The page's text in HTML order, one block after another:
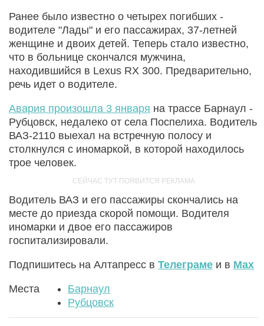
Ранее было известно о четырех погибших -
водителе "Лады" и его пассажирах, 37-летней
женщине и двоих детей. Теперь стало известно,
что в больнице скончался мужчина,
находившийся в Lexus RX 300. Предварительно,
речь идет о водителе.
Авария произошла 3 января на трассе Барнаул -
Рубцовск, недалеко от села Поспелиха. Водитель
ВАЗ-2110 выехал на встречную полосу и
столкнулся с иномаркой, в которой находилось
трое человек.
Водитель ВАЗ и его пассажиры скончались на
месте до приезда скорой помощи. Водителя
иномарки и двое его пассажиров
госпитализировали.
Подпишитесь на Алтапресс в Телеграме и в Max
Места
Барнаул
Рубцовск